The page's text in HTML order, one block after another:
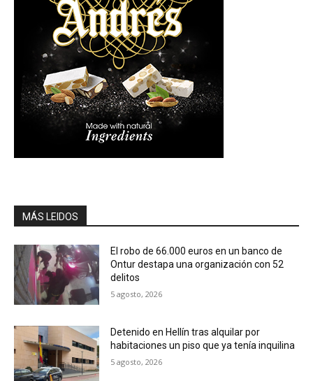
MÁS LEIDOS
El robo de 66.000 euros en un banco de
Ontur destapa una organización con 52
delitos
5 agosto, 2026
Detenido en Hellín tras alquilar por
habitaciones un piso que ya tenía inquilina
5 agosto, 2026